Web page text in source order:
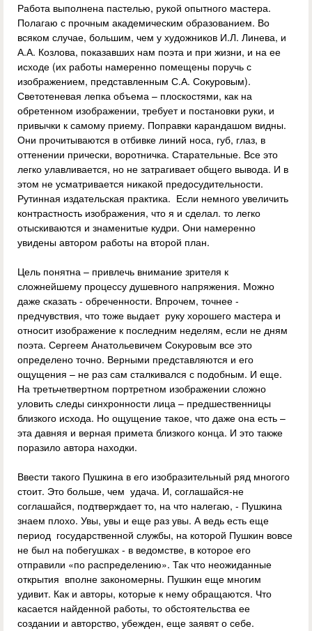
Работа выполнена пастелью, рукой опытного мастера.
Полагаю с прочным академическим образованием. Во
всяком случае, большим, чем у художников И.Л. Линева, и
А.А. Козлова, показавших нам поэта и при жизни, и на ее
исходе (их работы намеренно помещены поручь с
изображением, представленным С.А. Сокуровым).
Светотеневая лепка объема – плоскостями, как на
обретенном изображении, требует и постановки руки, и
привычки к самому приему. Поправки карандашом видны.
Они прочитываются в отбивке линий носа, губ, глаз, в
оттенении прически, воротничка. Старательные. Все это
легко улавливается, но не затрагивает общего вывода. И в
этом не усматривается никакой предосудительности.
Рутинная издательская практика. Если немного увеличить
контрастность изображения, что я и сделал. то легко
отыскиваются и знаменитые кудри. Они намеренно
увидены автором работы на второй план.
Цель понятна – привлечь внимание зрителя к
сложнейшему процессу душевного напряжения. Можно
даже сказать - обреченности. Впрочем, точнее -
предчувствия, что тоже выдает руку хорошего мастера и
относит изображение к последним неделям, если не дням
поэта. Сергеем Анатольевичем Сокуровым все это
определено точно. Верными представляются и его
ощущения – не раз сам сталкивался с подобным. И еще.
На третьчетвертном портретном изображении сложно
уловить следы синхронности лица – предшественницы
близкого исхода. Но ощущение такое, что даже она есть –
эта давняя и верная примета близкого конца. И это также
поразило автора находки.
Ввести такого Пушкина в его изобразительный ряд многого
стоит. Это больше, чем удача. И, соглашайся-не
соглашайся, подтверждает то, на что налегаю, - Пушкина
знаем плохо. Увы, увы и еще раз увы. А ведь есть еще
период государственной службы, на которой Пушкин вовсе
не был на побегушках - в ведомстве, в которое его
отправили «по распределению». Так что неожиданные
открытия вполне закономерны. Пушкин еще многим
удивит. Как и авторы, которые к нему обращаются. Что
касается найденной работы, то обстоятельства ее
создании и авторство, убежден, еще заявят о себе.